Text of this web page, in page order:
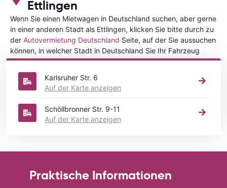
Ettlingen
Wenn Sie einen Mietwagen in Deutschland suchen, aber gerne
in einer anderen Stadt als Ettlingen, klicken Sie bitte durch zu
der Autovermietung Deutschland Seite, auf der Sie aussuchen
können, in welcher Stadt in Deutschland Sie Ihr Fahrzeug
mieten wollen.
Karlsruher Str. 6
Auf der Karte anzeigen
Schöllbronner Str. 9-11
Auf der Karte anzeigen
Praktische Informationen